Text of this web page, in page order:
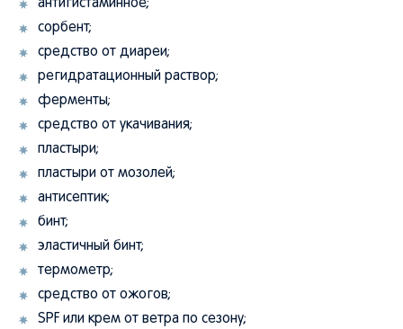
антигистаминное;
сорбент;
средство от диареи;
регидратационный раствор;
ферменты;
средство от укачивания;
пластыри;
пластыри от мозолей;
антисептик;
бинт;
эластичный бинт;
термометр;
средство от ожогов;
SPF или крем от ветра по сезону;